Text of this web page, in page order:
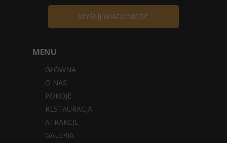
MENU
GŁÓWNA
O NAS
POKOJE
RESTAURACJA
ATRAKCJE
GALERIA
WYŚLIJ WIADOMOŚĆ